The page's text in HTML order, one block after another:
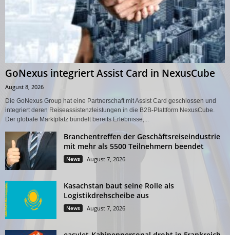
GoNexus integriert Assist Card in NexusCube
August 8, 2026
Die GoNexus Group hat eine Partnerschaft mit Assist Card geschlossen und
integriert deren Reiseassistenzleistungen in die B2B-Plattform NexusCube.
Der globale Marktplatz bündelt bereits Erlebnisse,...
Branchentreffen der Geschäftsreiseindustrie
mit mehr als 5500 Teilnehmern beendet
News August 7, 2026
Kasachstan baut seine Rolle als
Logistikdrehscheibe aus
News August 7, 2026